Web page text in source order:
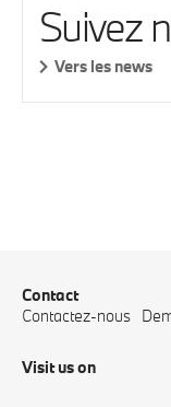
Suivez
Vers les news
Contact
Contactez-nous
Visit us on